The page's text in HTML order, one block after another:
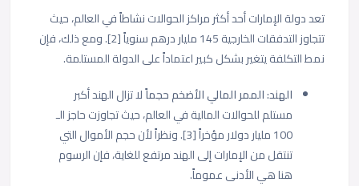
تعد دولة الإمارات أحد أكثر مراكز الحوالات نشاطاً في العالم، حيث
تتجاوز التدفقات الخارجية 145 مليار درهم سنوياً [2]. ومع ذلك، فإن
نمط التكلفة يتغير بشكل كبير اعتماداً على الدولة المستلمة.
الهند: الممر المالي الأضخم حجماًلا تزال الهند أكبر
مستلم للحوالات المالية في العالم، حيث تجاوزت حاجز الـ
100 مليار دولار مؤخراً [3]. ونظراً لأن حجم الأموال التي
تنتقل من الإمارات إلى الهند مرتفع للغاية، فإن الرسوم
هنا هي الأدنى عموماً.